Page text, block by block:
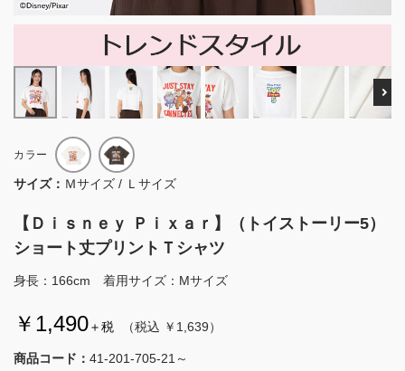
【Ｄｉｓｎｅｙ Ｐｉｘａｒ】（トイストーリー5）
ショート丈プリントＴシャツ
身長：166cm 着用サイズ：Mサイズ
￥1,490＋税 （税込 ￥1,639）
商品コード： 41-201-705-21～
カラー
サイズ： Ｍサイズ / Ｌサイズ